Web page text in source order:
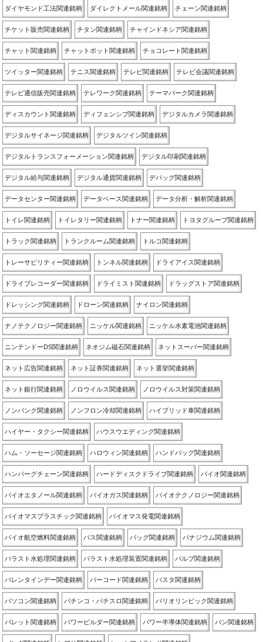
ダイヤモンド工法関連銘柄 ダイレクトメール関連銘柄 チェーン関連銘柄
チケット販売関連銘柄 チタン関連銘柄 チャインドネシア関連銘柄
チャット関連銘柄 チャットボット関連銘柄 チョコレート関連銘柄
ツイッター関連銘柄 テニス関連銘柄 テレビ関連銘柄 テレビ会議関連銘柄
テレビ通信販売関連銘柄 テレワーク関連銘柄 テーマパーク関連銘柄
ディスカウント関連銘柄 ディフェンシブ関連銘柄 デジタルカメラ関連銘柄
デジタルサイネージ関連銘柄 デジタルツイン関連銘柄
デジタルトランスフォーメーション関連銘柄 デジタル印刷関連銘柄
デジタル給与関連銘柄 デジタル通貨関連銘柄 デバッグ関連銘柄
データセンター関連銘柄 データベース関連銘柄 データ分析・解析関連銘柄
トイレ関連銘柄 トイレタリー関連銘柄 トナー関連銘柄 トヨタグループ関連銘柄
トラック関連銘柄 トランクルーム関連銘柄 トルコ関連銘柄
トレーサビリティー関連銘柄 トンネル関連銘柄 ドライアイス関連銘柄
ドライブレコーダー関連銘柄 ドライミスト関連銘柄 ドラッグストア関連銘柄
ドレッシング関連銘柄 ドローン関連銘柄 ナイロン関連銘柄
ナノテクノロジー関連銘柄 ニッケル関連銘柄 ニッケル水素電池関連銘柄
ニンテンドーDS関連銘柄 ネオジム磁石関連銘柄 ネットスーパー関連銘柄
ネット広告関連銘柄 ネット証券関連銘柄 ネット選挙関連銘柄
ネット銀行関連銘柄 ノロウイルス関連銘柄 ノロウイルス対策関連銘柄
ノンバンク関連銘柄 ノンフロン冷却関連銘柄 ハイブリッド車関連銘柄
ハイヤー・タクシー関連銘柄 ハウスウエディング関連銘柄
ハム・ソーセージ関連銘柄 ハロウィン関連銘柄 ハンドバッグ関連銘柄
ハンバーグチェーン関連銘柄 ハードディスクドライブ関連銘柄 バイオ関連銘柄
バイオエタノール関連銘柄 バイオガス関連銘柄 バイオテクノロジー関連銘柄
バイオマスプラスチック関連銘柄 バイオマス発電関連銘柄
バイオ航空燃料関連銘柄 バス関連銘柄 バッグ関連銘柄 バナジウム関連銘柄
バラスト水処理関連銘柄 バラスト水処理装置関連銘柄 バルブ関連銘柄
バレンタインデー関連銘柄 バーコード関連銘柄 パスタ関連銘柄
パソコン関連銘柄 パチンコ・パチスロ関連銘柄 パリオリンピック関連銘柄
パレット関連銘柄 パワービルダー関連銘柄 パワー半導体関連銘柄 パン関連銘柄